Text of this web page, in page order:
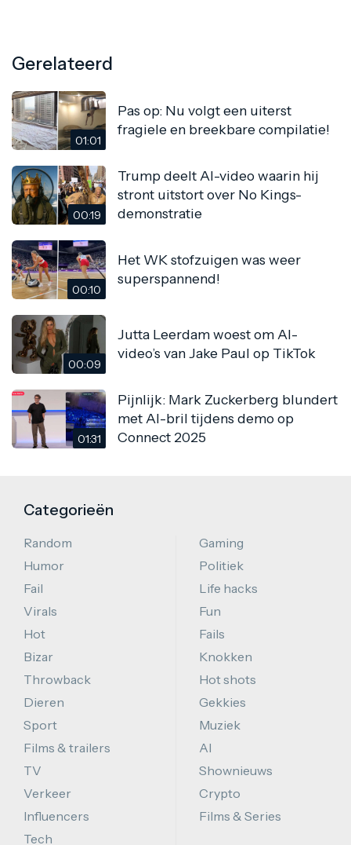
Gerelateerd
01:01
Pas op: Nu volgt een uiterst
fragiele en breekbare compilatie!
00:19
Trump deelt AI-video waarin hij
stront uitstort over No Kings-
demonstratie
00:10
Het WK stofzuigen was weer
superspannend!
00:09
Jutta Leerdam woest om AI-
video’s van Jake Paul op TikTok
01:31
Pijnlijk: Mark Zuckerberg blundert
met AI-bril tijdens demo op
Connect 2025
Categorieën
Random
Humor
Fail
Virals
Hot
Bizar
Throwback
Dieren
Sport
Films & trailers
TV
Verkeer
Influencers
Tech
Gaming
Politiek
Life hacks
Fun
Fails
Knokken
Hot shots
Gekkies
Muziek
AI
Shownieuws
Crypto
Films & Series